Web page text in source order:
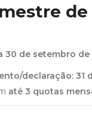
de
30 de setembro de
declaração: 31
até 3 quotas